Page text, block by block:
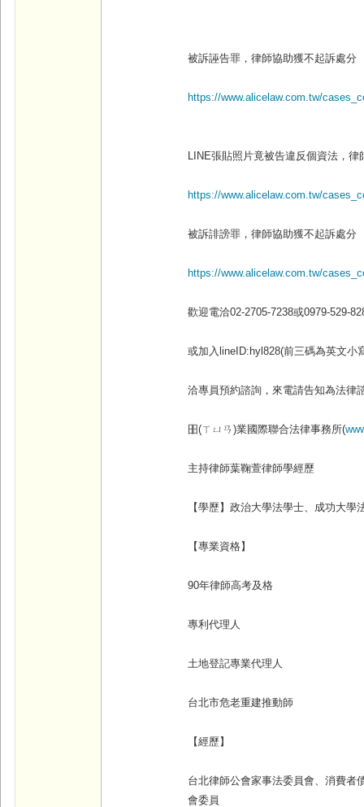
被訴誣告罪，律師協助獲不起訴處分
https://www.alicelaw.com.tw/
LINE張貼照片竟被告違反個資法，律
https://www.alicelaw.com.tw/
被訴誹謗罪，律師協助獲不起訴處分
https://www.alicelaw.com.tw/
歡迎電洽02-2705-7238或0979-529-
或加入lineID:hyl828(前三碼為英文小
洽專員預約諮詢，來電請告知為法律
昍(ㄒㄩㄢ)業國際聯合法律事務所(
主持律師葉鞠萱律師學經歷
【學歷】政治大學法學士、成功大學
【專業資格】
90年律師高考及格
專利代理人
土地登記專業代理人
台北市危老重建推動師
【經歷】
台北律師公會家事法委員會、消費者
會委員